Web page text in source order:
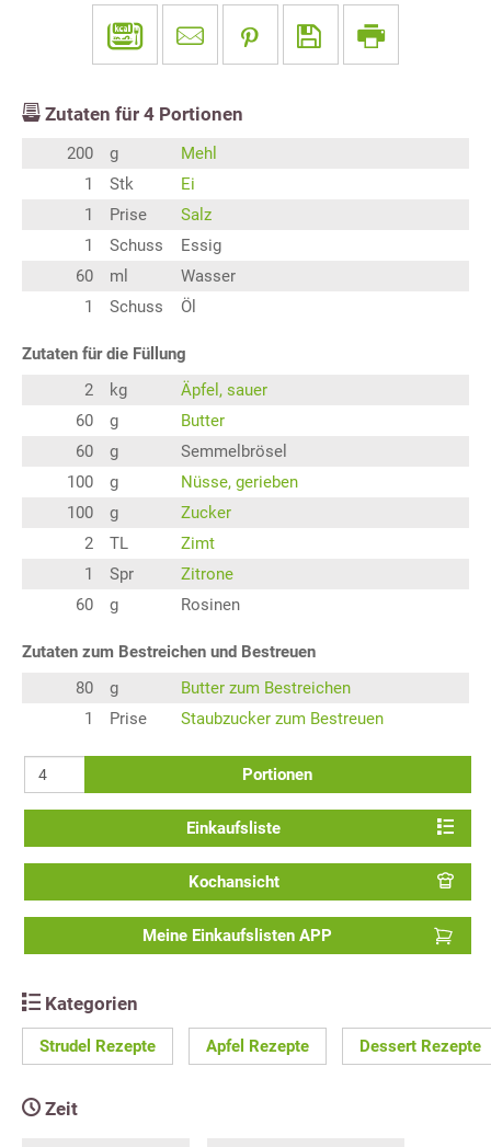
Zutaten für 4 Portionen
200 g
Mehl
1
Stk
Ei
1
Prise
Salz
1
Schuss
Essig
60
ml
Wasser
1
Schuss Öl
Zutaten für die Füllung
2
kg
Äpfel, sauer
60
g
Butter
60
g
Semmelbrösel
100
g
Nüsse, gerieben
100
g
Zucker
2
TL
Zimt
1
Spr
Zitrone
60
g Rosinen
Zutaten zum Bestreichen und Bestreuen
80
g
Butter zum Bestreichen
1
Prise Staubzucker zum Bestreuen
Portionen
Einkaufsliste
Kochansicht
Meine Einkaufslisten APP
Kategorien
Strudel Rezepte Apfel Rezepte Dessert Rezepte
Zeit